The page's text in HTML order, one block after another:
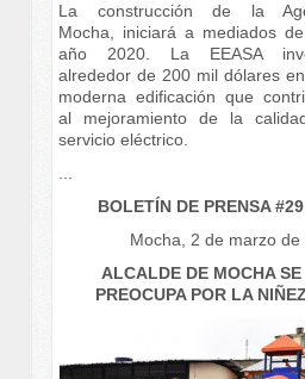
La construcción de la
Mocha, iniciará a mediados
año 2020. La EEASA
alrededor de 200 mil dólares
moderna edificación que
al mejoramiento de la
servicio eléctrico.
...
BOLETÍN DE PRENSA #29
Mocha, 2 de marzo de
ALCALDE DE MOCHA SE
PREOCUPA POR LA